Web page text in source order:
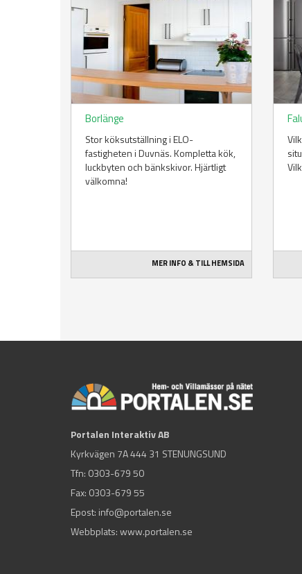
Borlänge
Stor köksutställning i ELO-
fastigheten i Duvnäs. Kompletta kök,
luckbyten och bänkskivor. Hjärtligt
välkomna!
MER INFO & TILL HEMSIDA
Portalen Interaktiv AB
Kyrkvägen 7A 444 31 STENUNGSUND
Tfn: 0303-679 50
Fax: 0303-679 55
Epost: info@portalen.se
Webbplats: www.portalen.se